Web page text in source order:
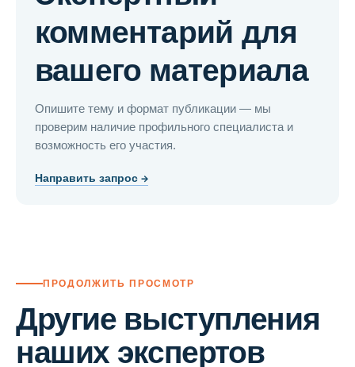
комментарий для
вашего материала
Опишите тему и формат публикации — мы
проверим наличие профильного специалиста и
возможность его участия.
Направить запрос →
ПРОДОЛЖИТЬ ПРОСМОТР
Другие выступления
наших экспертов